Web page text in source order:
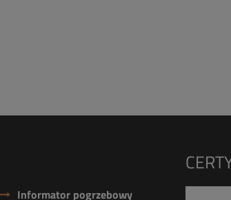
Informator pogrzebowy